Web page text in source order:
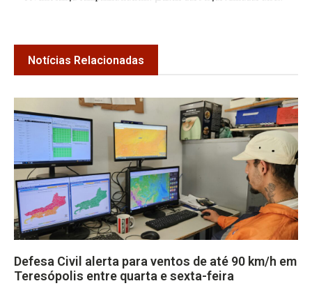
Notícias Relacionadas
Defesa Civil alerta para ventos de até 90 km/h em
Teresópolis entre quarta e sexta-feira